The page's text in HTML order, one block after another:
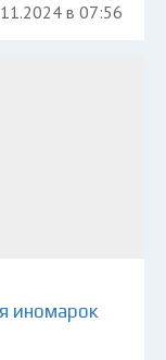
в 07:56
иномарок